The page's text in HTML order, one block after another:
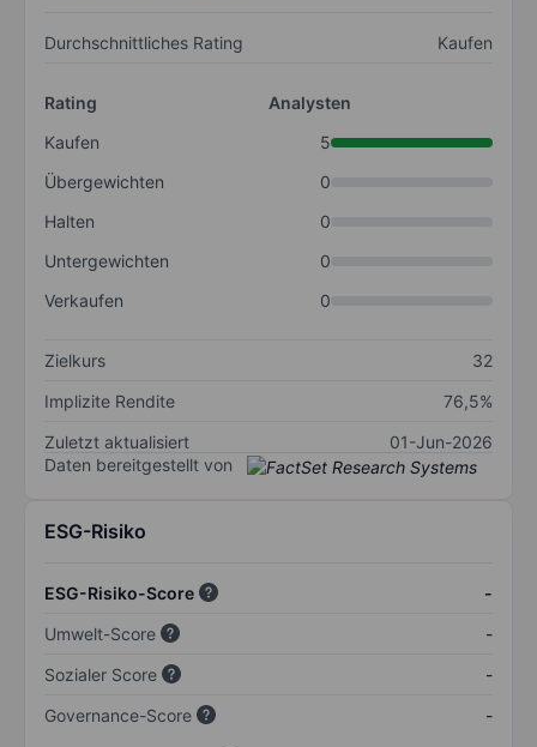
Durchschnittliches Rating Kaufen
Rating
Analysten
Kaufen
5
Übergewichten
0
Halten
0
Untergewichten
0
Verkaufen
0
Zielkurs
32
Implizite Rendite
76,5%
Zuletzt aktualisiert
01-Jun-2026
Daten bereitgestellt von
ESG-Risiko
ESG-Risiko-Score
-
Umwelt-Score
-
Sozialer Score
-
Governance-Score
-